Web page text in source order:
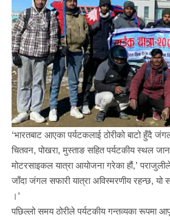
‘भारतबाट आएका पर्यटकलाई ठोरीको बाटो हुँदै
चितवन, पोखरा, मुस्ताङ सहित पर्यटकीय स्थल
मोटरसाइकल यात्रा आयोजना गरेका हौं,’
जाँदा जंगल सफारी यात्रा अविस्मरणीय रहन्छ, यो
।’
पछिल्लो समय ठोरीले पर्यटकीय गन्तव्यका रूपमा